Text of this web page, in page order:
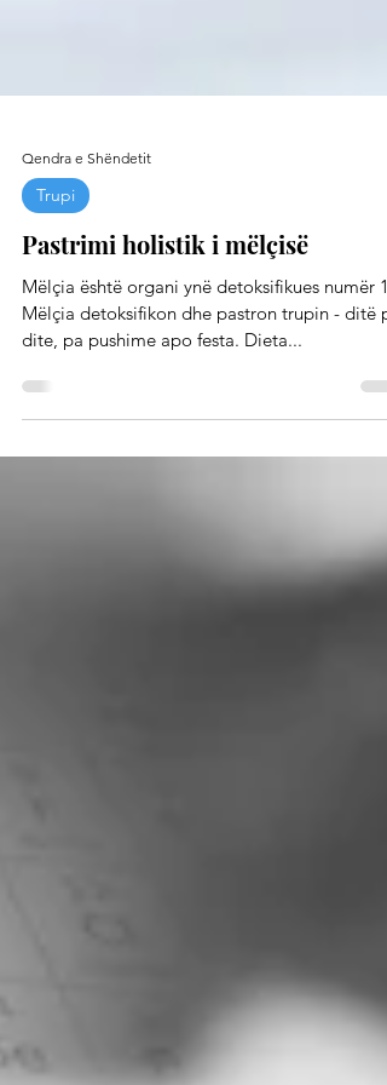
Qendra e Shëndetit
Trupi
Pastrimi holistik i mëlçisë
Mëlçia është organi ynë detoksifikues numër 1.
Mëlçia detoksifikon dhe pastron trupin - ditë
dite, pa pushime apo festa. Dieta...